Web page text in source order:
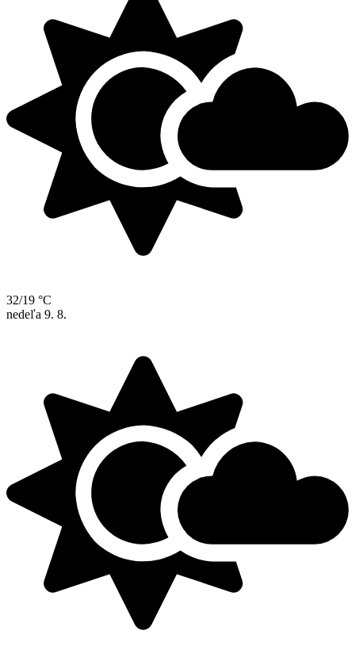
32/19 °C
nedeľa 9. 8.